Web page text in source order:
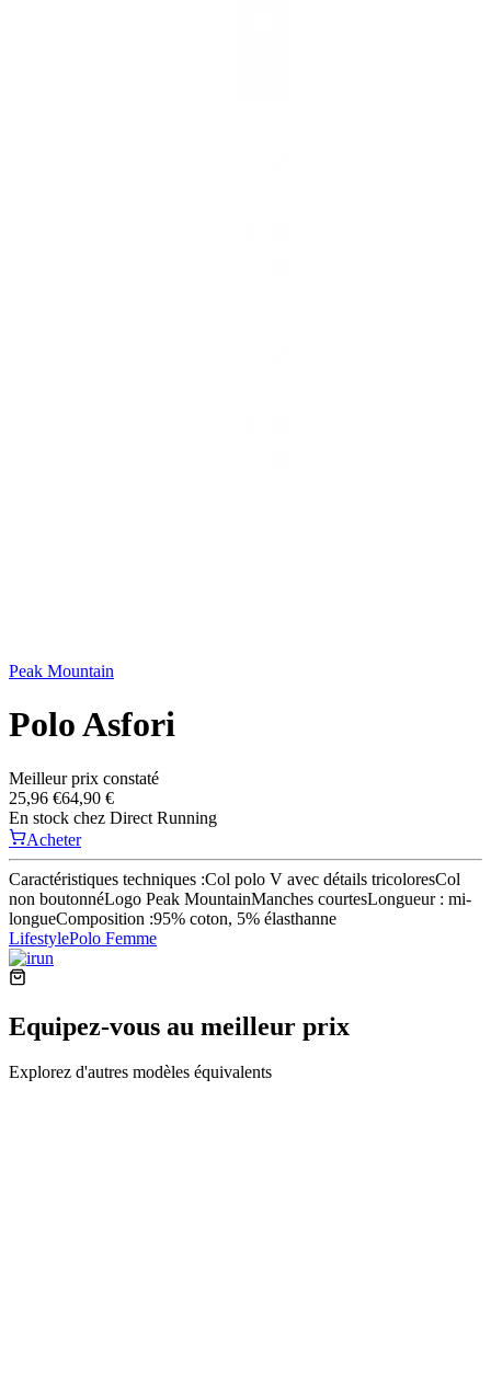
Peak Mountain
Polo Asfori
Meilleur prix constaté
25,96 €64,90 €
En stock chez Direct Running
Acheter
Caractéristiques techniques :Col polo V avec détails tricoloresCol
non boutonnéLogo Peak MountainManches courtesLongueur : mi-
longueComposition :95% coton, 5% élasthanne
LifestylePolo Femme
Equipez-vous au meilleur prix
Explorez d'autres modèles équivalents